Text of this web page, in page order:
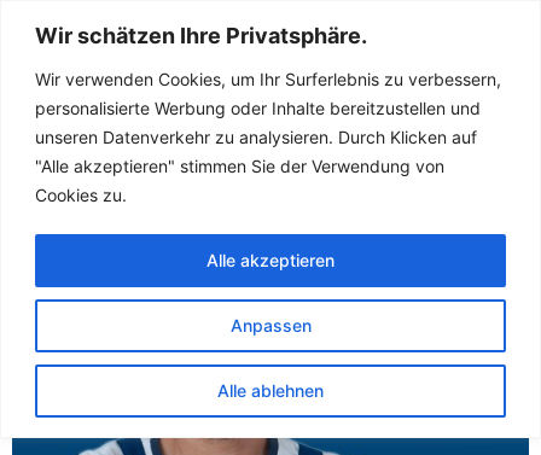
Wir schätzen Ihre Privatsphäre.
Wir verwenden Cookies, um Ihr Surferlebnis zu verbessern,
personalisierte Werbung oder Inhalte bereitzustellen und
unseren Datenverkehr zu analysieren. Durch Klicken auf
"Alle akzeptieren" stimmen Sie der Verwendung von
Cookies zu.
Anpassen
Alle ablehnen
Alle akzeptieren
Sanitär Notdienst
(Klempner) für
Ramhusen